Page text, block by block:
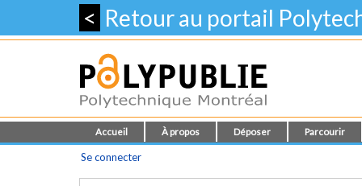
< Retour au portail
Accueil À propos Déposer Parcourir
Se connecter